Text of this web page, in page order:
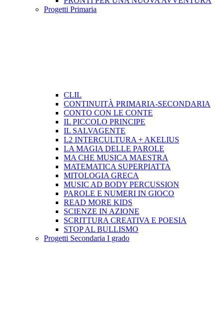
Progetti Primaria
CLIL
CONTINUITÀ PRIMARIA-SECONDARIA
CONTO CON LE CONTE
IL PICCOLO PRINCIPE
IL SALVAGENTE
L2 INTERCULTURA + AKELIUS
LA MAGIA DELLE PAROLE
MA CHE MUSICA MAESTRA
MATEMATICA SUPERPIATTA
MITOLOGIA GRECA
MUSIC AD BODY PERCUSSION
PAROLE E NUMERI IN GIOCO
READ MORE KIDS
SCIENZE IN AZIONE
SCRITTURA CREATIVA E POESIA
STOP AL BULLISMO
Progetti Secondaria I grado